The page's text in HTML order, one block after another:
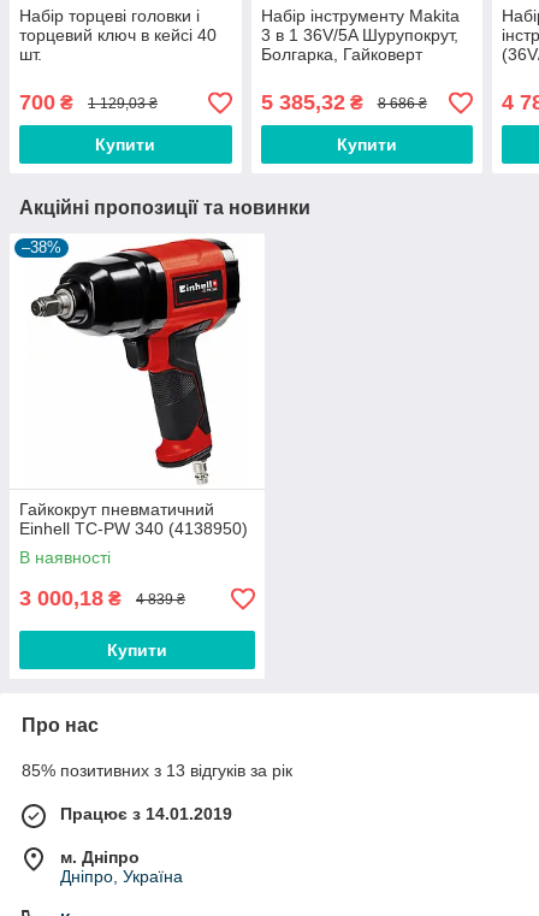
Набір торцеві головки і
торцевий ключ в кейсі 40
шт.
700 ₴ 1 129,03 ₴
Купити
Набір інструменту Makita
3 в 1 36V/5A Шурупокрут,
Болгарка, Гайковерт
5 385,32₴ 8 686 ₴
Купити
4
Акційні пропозиції та новинки
–38%
Гайкокрут пневматичний
Einhell TC-PW 340 (4138950)
В наявності
3 000,18 ₴ 4 839 ₴
Купити
Про нас
85% позитивних з 13 відгуків за рік
Працює з 14.01.2019
м. Дніпро
Дніпро, Україна